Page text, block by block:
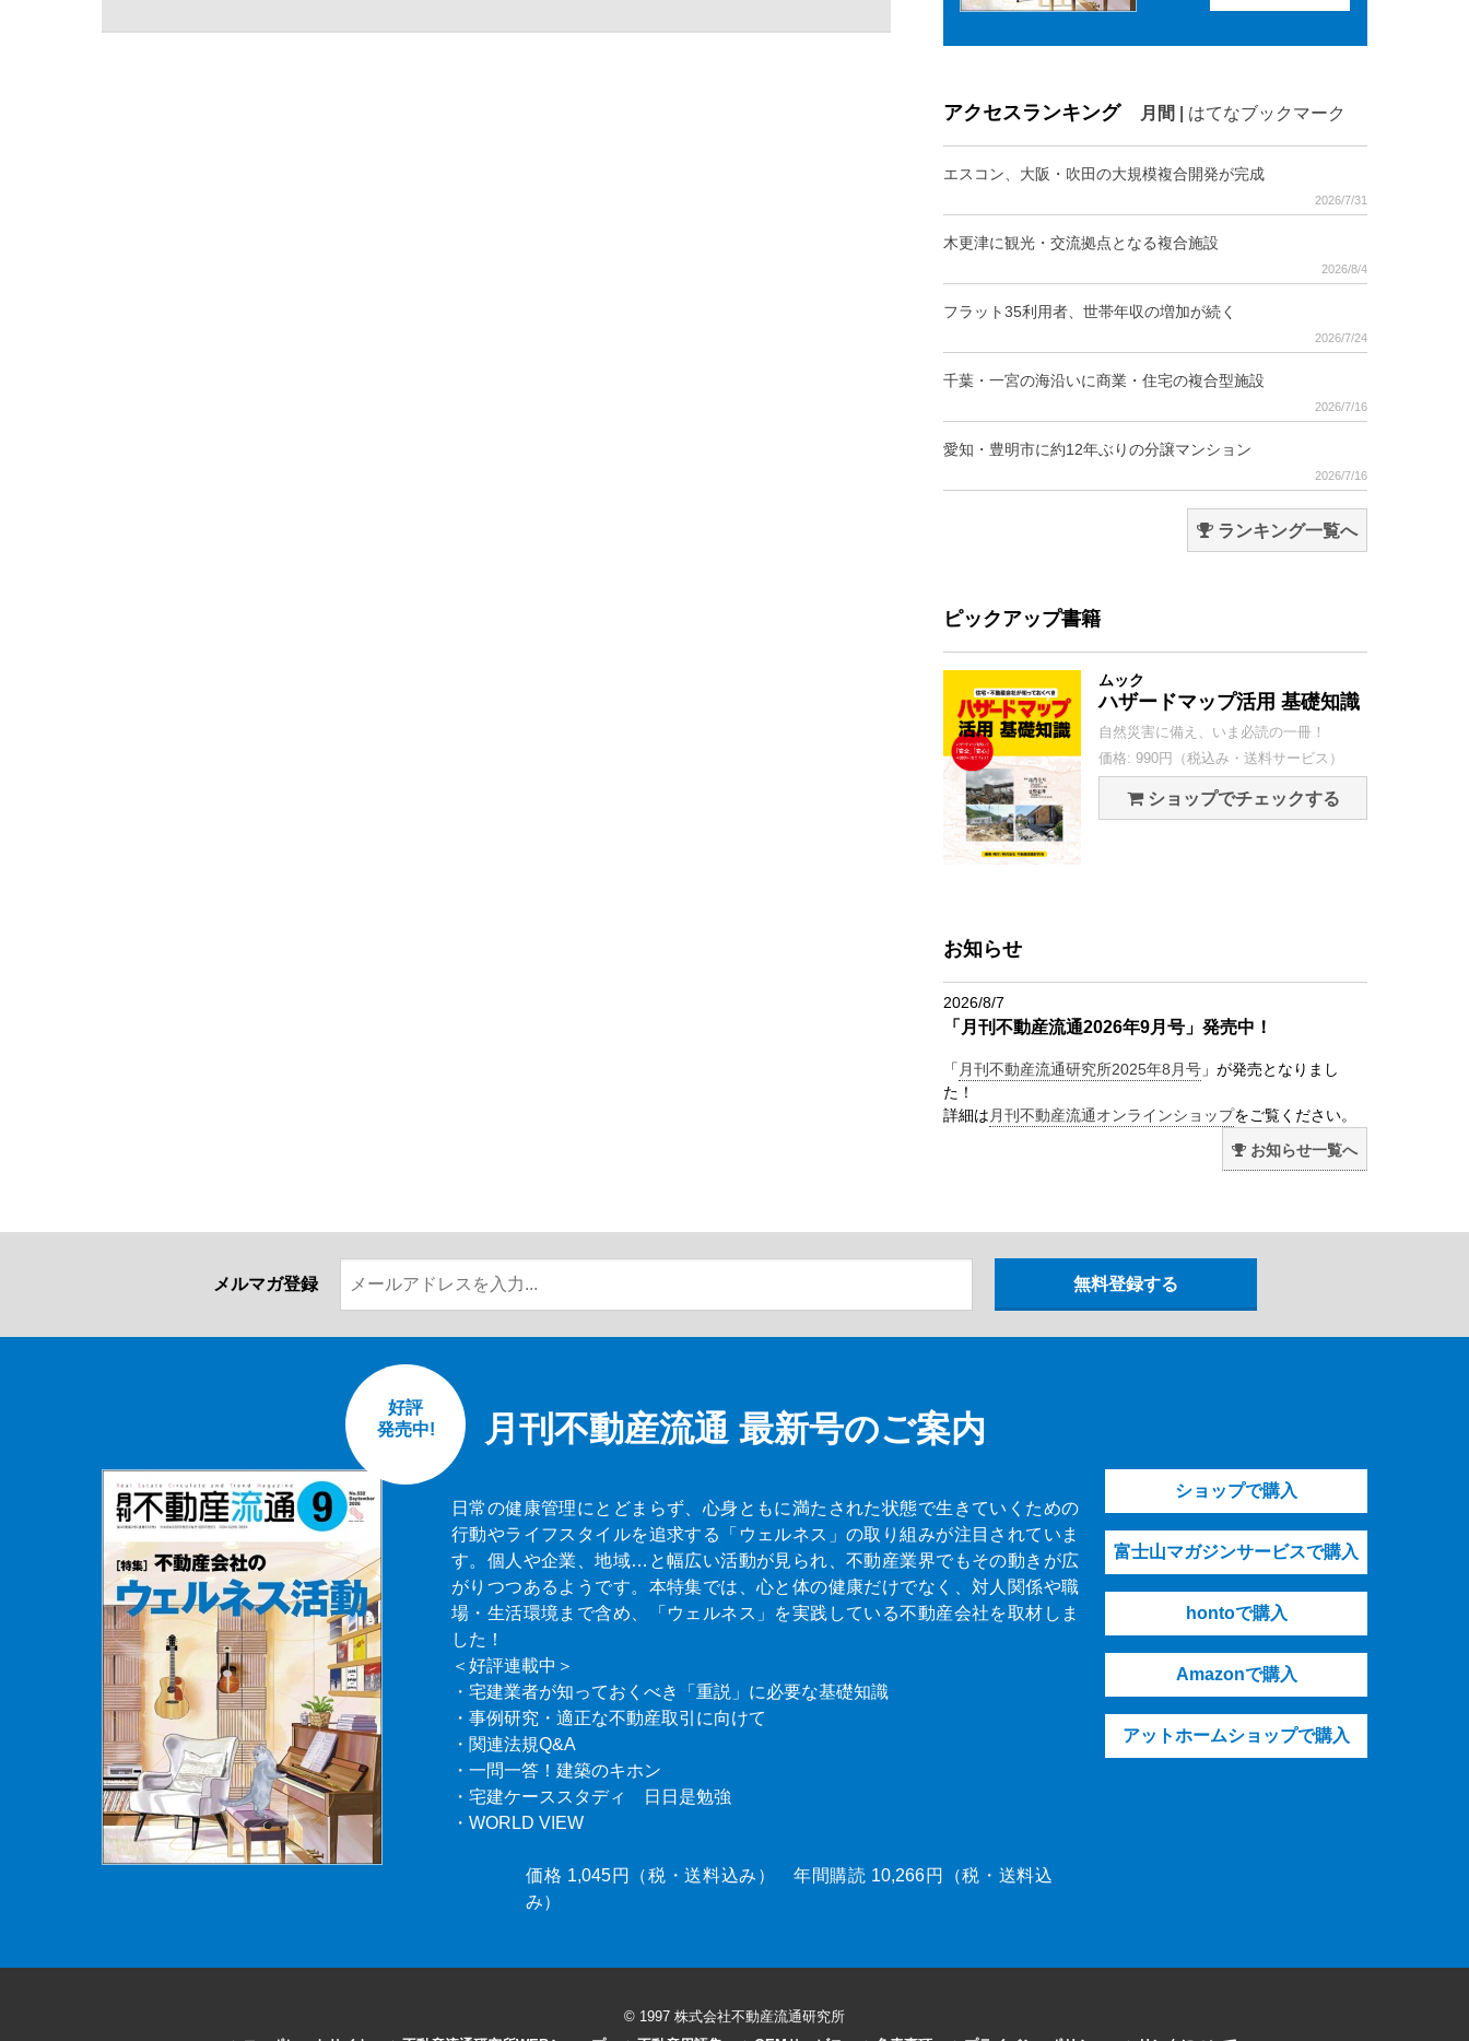
アクセスランキング 月間 はてなブックマーク
エスコン、大阪・吹田の大規模複合開発が完成
2026/7/31
木更津に観光・交流拠点となる複合施設
2026/8/4
フラット35利用者、世帯年収の増加が続く
2026/7/24
千葉・一宮の海沿いに商業・住宅の複合型施設
2026/7/16
愛知・豊明市に約12年ぶりの分譲マンション
2026/7/16
ランキング一覧へ
ピックアップ書籍
ムック
ハザードマップ活用 基礎知識
自然災害に備え、いま必読の一冊！
価格: 990円（税込み・送料サービス）
ショップでチェックする
お知らせ
2026/8/7
「月刊不動産流通2026年9月号」発売中！
「 月刊不動産流通研究所2025年8月号 」が発売となりまし
た！
詳細は 月刊不動産流通オンラインショップをご覧ください。
お知らせ一覧へ
メルマガ登録
月刊不動産流通 最新号のご案内
好評
発売中!
日常の健康管理にとどまらず、心身ともに満たされた状態で生きていくための
行動やライフスタイルを追求する「ウェルネス」の取り組みが注目されていま
す。個人や企業、地域…と幅広い活動が見られ、不動産業界でもその動きが広
がりつつあるようです。本特集では、心と体の健康だけでなく、対人関係や職
場・生活環境まで含め、「ウェルネス」を実践している不動産会社を取材しま
した！
＜好評連載中＞
・宅建業者が知っておくべき「重説」に必要な基礎知識
・事例研究・適正な不動産取引に向けて
・関連法規Q&A
・一問一答！建築のキホン
・宅建ケーススタディ 日日是勉強
・WORLD VIEW
価格 1,045円（税・送料込み） 年間購読 10,266円（税・送料込
み）
ショップで購入
富士山マガジンサービスで購入
hontoで購入
Amazonで購入
アットホームショップで購入
© 1997 株式会社不動産流通研究所